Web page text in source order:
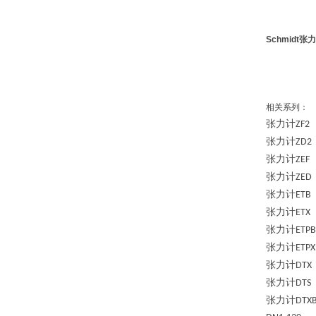
Schmidt张
相关系列：
张力计ZF2
张力计ZD2
张力计ZEF
张力计ZED
张力计ETB
张力计ETX
张力计ETPB
张力计ETPX
张力计DTX
张力计DTS
张力计DTXB